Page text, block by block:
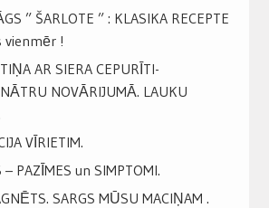
” ŠARLOTE ” : KLASIKA RECEPTE
vienmēr !
AR SIERA CEPURĪTI-
NOVĀRIJUMĀ. LAUKU
VĪRIETIM.
– PAZĪMES un SIMPTOMI.
SARGS MŪSU MACIŅAM .